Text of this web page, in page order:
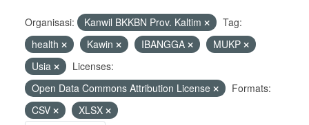
Organisasi: Kanwil BKKBN Prov. Kaltim
Tag:
health
Kawin IBANGGA
MUKP
Usia
Licenses:
Open Data Commons Attribution License
Formats:
CSV
XLSX